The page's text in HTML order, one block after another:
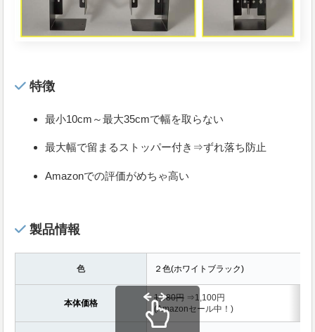
特徴
最小10cm～最大35cmで幅を取らない
最大幅で留まるストッパー付き⇒ずれ落ち防止
Amazonでの評価がめちゃ高い
製品情報
色 ２色(ホワイトブラック)
本体価格
1,980円 ⇒1,100円
(Amazonセール中！)